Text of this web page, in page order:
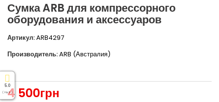
Сумка ARB для компрессорного
оборудования и аксессуаров
Артикул:ARB4297
Производитель:ARB (Австралия)
4 500грн
5.0
( На 5 )